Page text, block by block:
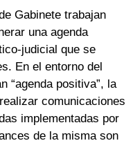
Gabinete trabajan
una agenda
judicial que se
En el entorno del
“agenda positiva”, la
comunicaciones
implementadas por
de la misma son